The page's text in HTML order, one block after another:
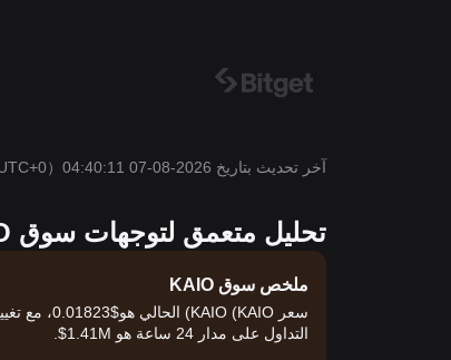
آخر تحديث بتاريخ 2026-08-07 04:40:11 （UTC+0）
تحليل متعمق لتوجهات سوق KAIO اليوم
ملخص سوق KAIO
التداول على مدار 24 ساعة هو 1.41M$.